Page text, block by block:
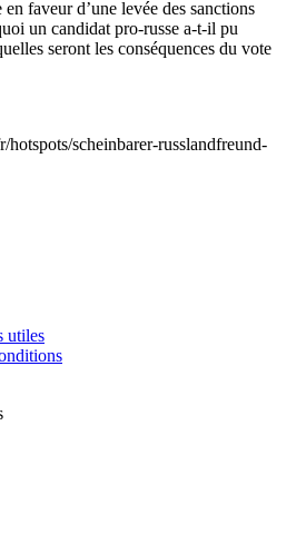
faveur d’une levée des sanctions
un candidat pro-russe a-t-il pu
seront les conséquences du vote
scheinbarer-russlandfreund-
utiles